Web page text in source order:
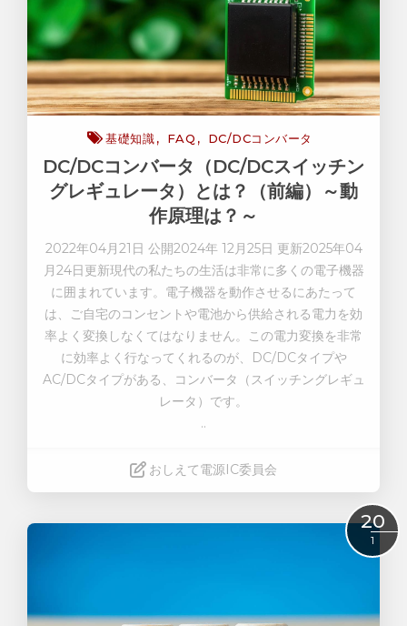
基礎知識 FAQ DC/DCコンバータ
DC/DCコンバータ（DC/DCスイッチン
グレギュレータ）とは？（前編）～動
作原理は？～
2022年04月21日 公開2024年 12月25日 更新2025年04
月24日更新現代の私たちの生活は非常に多くの電子機器
に囲まれています。電子機器を動作させるにあたって
は、ご自宅のコンセントや電池から供給される電力を効
率よく変換しなくてはなりません。この電力変換を非常
に効率よく行なってくれるのが、DC/DCタイプや
AC/DCタイプがある、コンバータ（ スイッチングレギュ
レータ） です。
..
おしえて電源IC委員会
20
1